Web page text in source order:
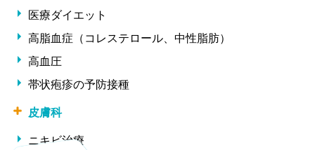
医療ダイエット
高脂血症（コレステロール、中性脂肪）
高血圧
帯状疱疹の予防接種
皮膚科
ニキビ治療